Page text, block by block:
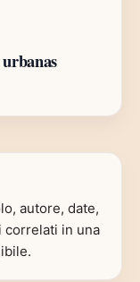
autore, date,
correlati in una